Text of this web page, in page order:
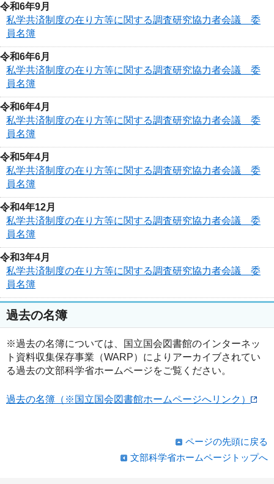
令和6年9月
私学共済制度の在り方等に関する調査研究協力者会議 委
員名簿
令和6年6月
私学共済制度の在り方等に関する調査研究協力者会議 委
員名簿
令和6年4月
私学共済制度の在り方等に関する調査研究協力者会議 委
員名簿
令和5年4月
私学共済制度の在り方等に関する調査研究協力者会議 委
員名簿
令和4年12月
私学共済制度の在り方等に関する調査研究協力者会議 委
員名簿
令和3年4月
私学共済制度の在り方等に関する調査研究協力者会議 委
員名簿
過去の名簿
※過去の名簿については、国立国会図書館のインターネッ
ト資料収集保存事業（WARP）によりアーカイブされてい
る過去の文部科学省ホームページをご覧ください。
過去の名簿（※国立国会図書館ホームページへリンク）
ページの先頭に戻る
文部科学省ホームページトップへ